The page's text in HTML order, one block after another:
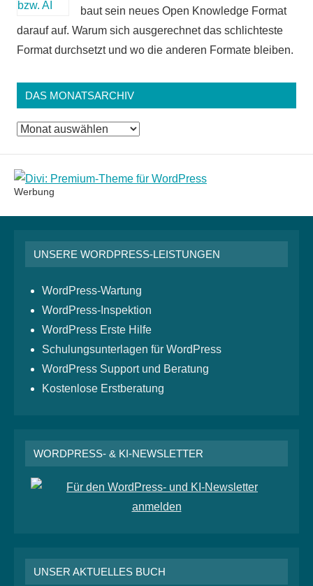
baut sein neues Open Knowledge Format
darauf auf. Warum sich ausgerechnet das schlichteste
Format durchsetzt und wo die anderen Formate bleiben.
DAS MONATSARCHIV
Das
Werbung
UNSERE WORDPRESS-LEISTUNGEN
WordPress-Wartung
WordPress-Inspektion
WordPress Erste Hilfe
Schulungsunterlagen für WordPress
WordPress Support und Beratung
Kostenlose Erstberatung
WORDPRESS- & KI-NEWSLETTER
UNSER AKTUELLES BUCH